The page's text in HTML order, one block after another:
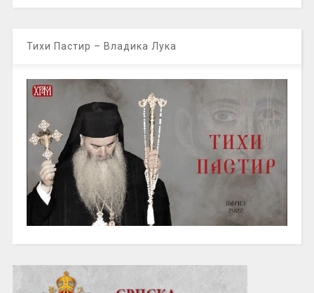
Тихи Пастир – Владика Лука